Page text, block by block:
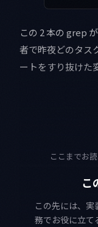
この 2 本の grep
者で昨夜どのタス
ートをすり抜けた
ここまでお
こ
この先には、
務でお役に立て